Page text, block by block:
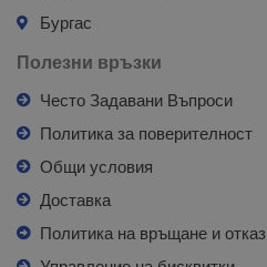
Бургас
Полезни връзки
Често Задавани Въпроси
Политика за поверителност
Общи условия
Доставка
Политика на връщане и отказ